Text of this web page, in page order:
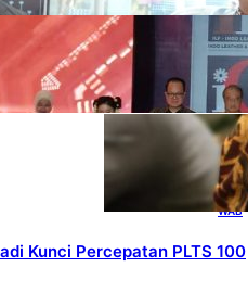
DOWNSTREAM
HEADLINES
Terbuka, Peluang
Usaha bagi IKM
Alas Kaki Lokal
ENER
GY ,
HEAD
LINES
,
RENE
WAB
Kunci Percepatan PLTS 100